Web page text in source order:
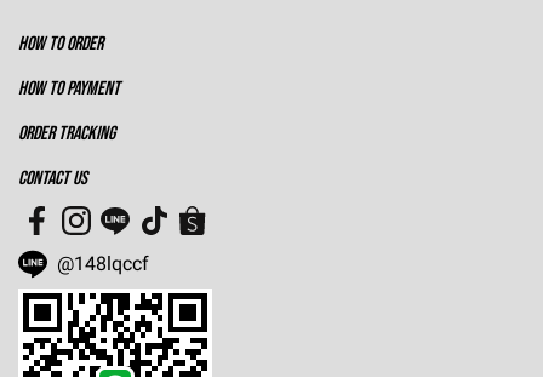
HOW TO ORDER
HOW TO PAYMENT
ORDER TRACKING
CONTACT US
@148lqccf